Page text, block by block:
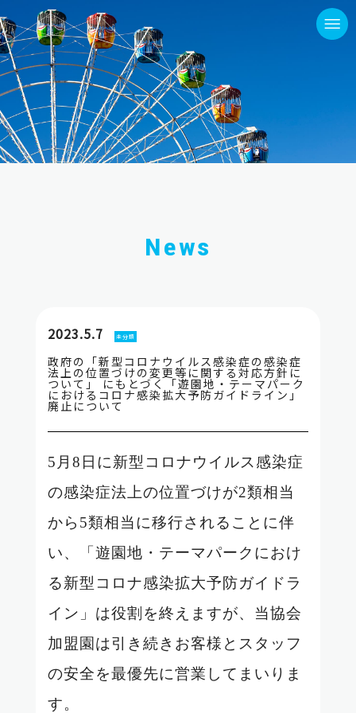
News
2023.5.7 未分類
政府の「新型コロナウイルス感染症の感染症
法上の位置づけの変更等に関する対応方針に
ついて」 にもとづく「遊園地・テーマパーク
におけるコロナ感染拡大予防ガイドライン」
廃止について
5 月 8 日に新型コロナウイルス感染症
の感染症法上の位置づけが2類相当
から 5類相当に移行されることに伴
い、「遊園地・テーマパークにおけ
る新型コロナ感染拡大予防ガイドラ
イン」は役割を終えますが、当協会
加盟園は引き続きお客様とスタッフ
の安全を最優先に営業してまいりま
す。